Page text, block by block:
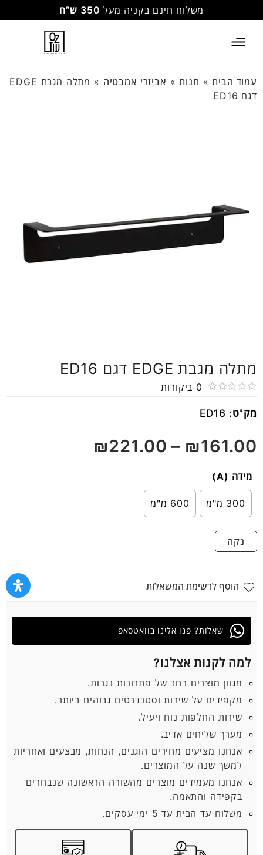
משלוח חינם בקניה מעל 350 ש”ח
עמוד הבית» חנות» אביזרי אמבטיה »
מתלה מגבת EDGE
דגם ED16
מתלה מגבת EDGE דגם ED16
0
5
0 ביקורות
מק"ט: ED16
₪161.00
–
₪221.00
מידה (A)
300 מ"מ 600 מ"מ
נקה
הוסף לרשימת המשאלות
למה לקנות אצלנו?
מגוון מוצרים רחב של פתרונות נגרות.
מקפידים על שירות וסטנדרטים גבוהים ביותר.
שירות החלפות נוח ויעיל.
מערך שליחים אדיב.
אנחנו מציעים מחירים הוגנים, הנחות, מבצעים ואחריות
למשך שנה על המוצרים.
אנחנו מעמידים מוצרים מהשורה הראשונה שנבחרים
בקפידה והתאמה.
משלוח עד הבית עד 5 ימי עסקים.
שאלות? פנו אלינו בוואטסאפ